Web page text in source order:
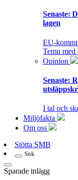
Senaste:
lagen
EU-
Temu med
Opinion
Senaste:
I tal och
Miljöfakta
Om oss
Stötta SMB
Sök
Sparade inlägg